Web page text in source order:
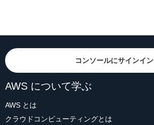
コンソールにサインイン
AWS について学ぶ
AWS とは
クラウドコンピューティングとは